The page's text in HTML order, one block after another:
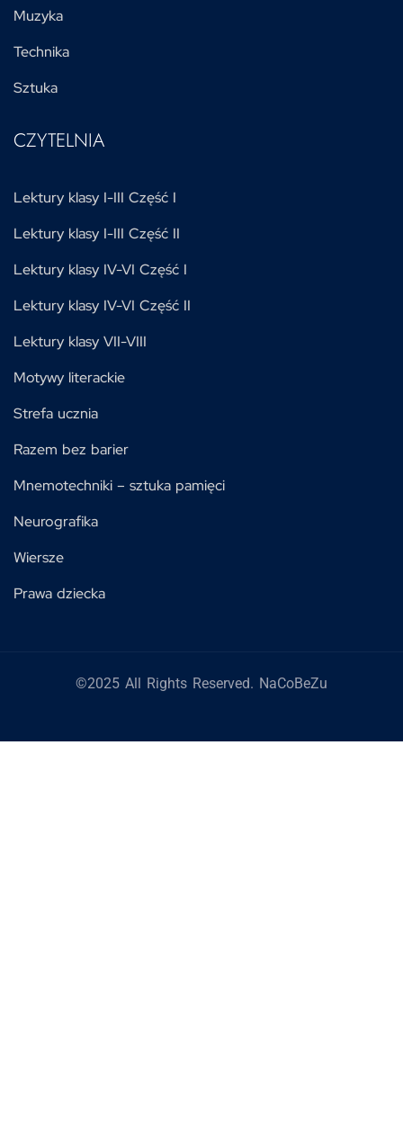
Muzyka
Technika
Sztuka
CZYTELNIA
Lektury klasy I-III Część I
Lektury klasy I-III Część II
Lektury klasy IV-VI Część I
Lektury klasy IV-VI Część II
Lektury klasy VII-VIII
Motywy literackie
Strefa ucznia
Razem bez barier
Mnemotechniki – sztuka pamięci
Neurografika
Wiersze
Prawa dziecka
©2025 All Rights Reserved. NaCoBeZu